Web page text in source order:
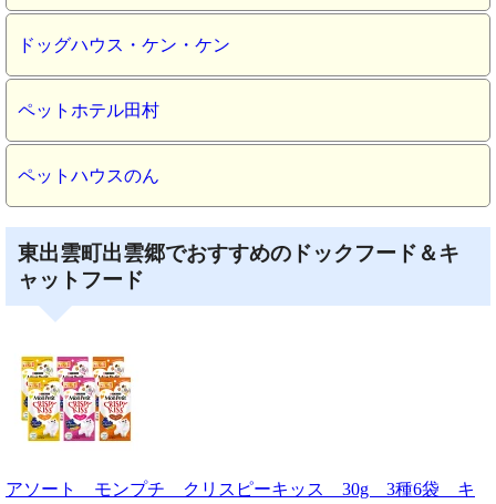
ドッグハウス・ケン・ケン
ペットホテル田村
ペットハウスのん
東出雲町出雲郷でおすすめのドックフード＆キ
ャットフード
アソート モンプチ クリスピーキッス 30g 3種6袋 キ